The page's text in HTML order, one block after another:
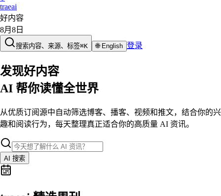
traeai
好内容
8月8日
搜索内容、来源、标签⌘K 🌐 English 登录
发现好内容
AI 帮你读懂全世界
从优质订阅源中自动筛选博客、播客、视频和推文，结合你的兴
趣和阅读行为，每天整理真正适合你的高质量 AI 资讯。
AI 搜索